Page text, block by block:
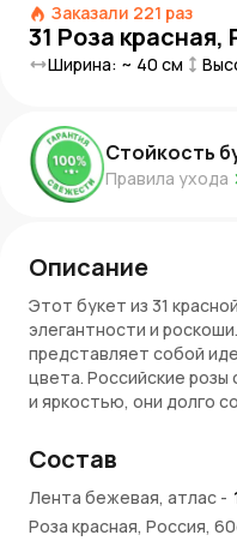
Заказали 221 раз
31 Роза красная,
Ширина: ~ 40 см
Стойкость
Правила ухода
Описание
Этот букет из 31
элегантности и
представляет собой
цвета. Российские
и яркостью, они долго
прекрасным подарком
также выразит самые
Преимущества букета:
Состав
Лента бежевая, атлас -
Роза красная, Россия,